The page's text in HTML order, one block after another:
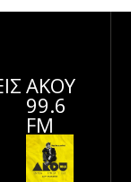
ΑΚΟΥ
99.6
FM